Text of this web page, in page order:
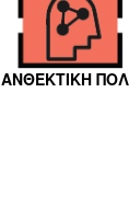
ΑΝΘΕΚΤΙΚΗ